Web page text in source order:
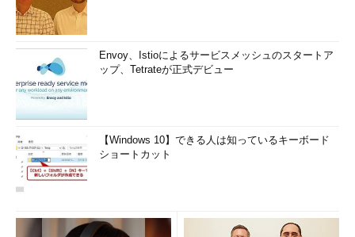
Envoy、Istioによるサービスメッシュのスタートア
ップ、Tetrateが正式デビュー
【Windows 10】できる人は知っているキーボード
ショートカット